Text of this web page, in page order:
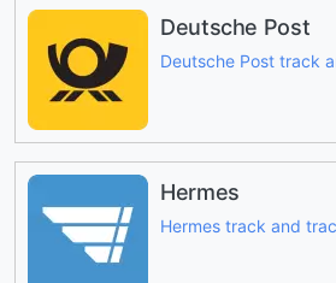
Deutsche Post
Deutsche Post track
Hermes
Hermes track and